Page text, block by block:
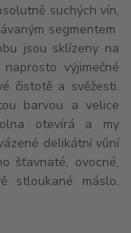
suchých vín,
segmentem
jsou sklízeny na
výjimečné
čistotě a svěžesti.
barvou a velice
otevírá a my
delikátní vůní
šťavnaté, ovocné,
stloukané máslo.